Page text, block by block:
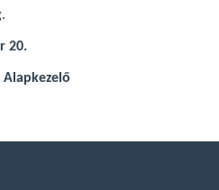
20.
Alapkezelő